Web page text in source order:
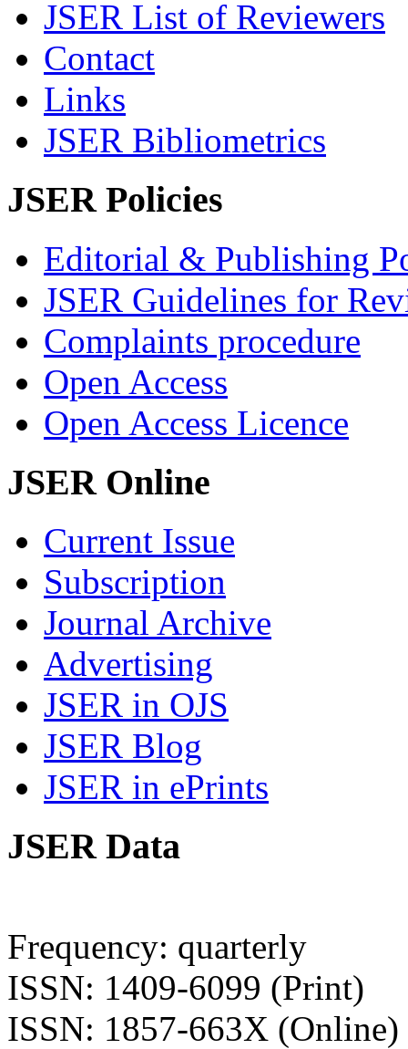
JSER List of Reviewers
Contact
Links
JSER Bibliometrics
JSER Policies
Editorial & Publishing
JSER Guidelines for
Complaints procedure
Open Access
Open Access Licence
JSER Online
Current Issue
Subscription
Journal Archive
Advertising
JSER in OJS
JSER Blog
JSER in ePrints
JSER Data
Frequency: quarterly
ISSN: 1409-6099 (Print)
ISSN: 1857-663X (Online)